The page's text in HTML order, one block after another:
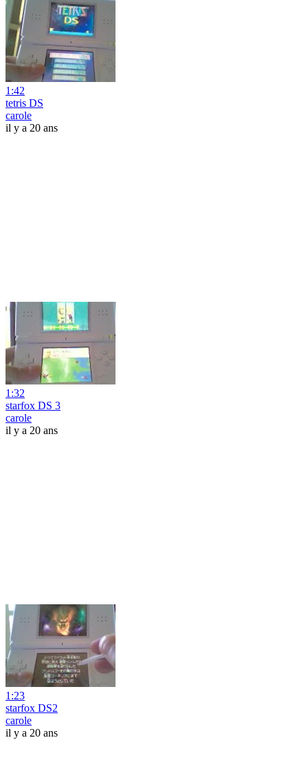
1:42
tetris DS
carole
il y a 20 ans
1:32
starfox DS 3
carole
il y a 20 ans
1:23
starfox DS2
carole
il y a 20 ans